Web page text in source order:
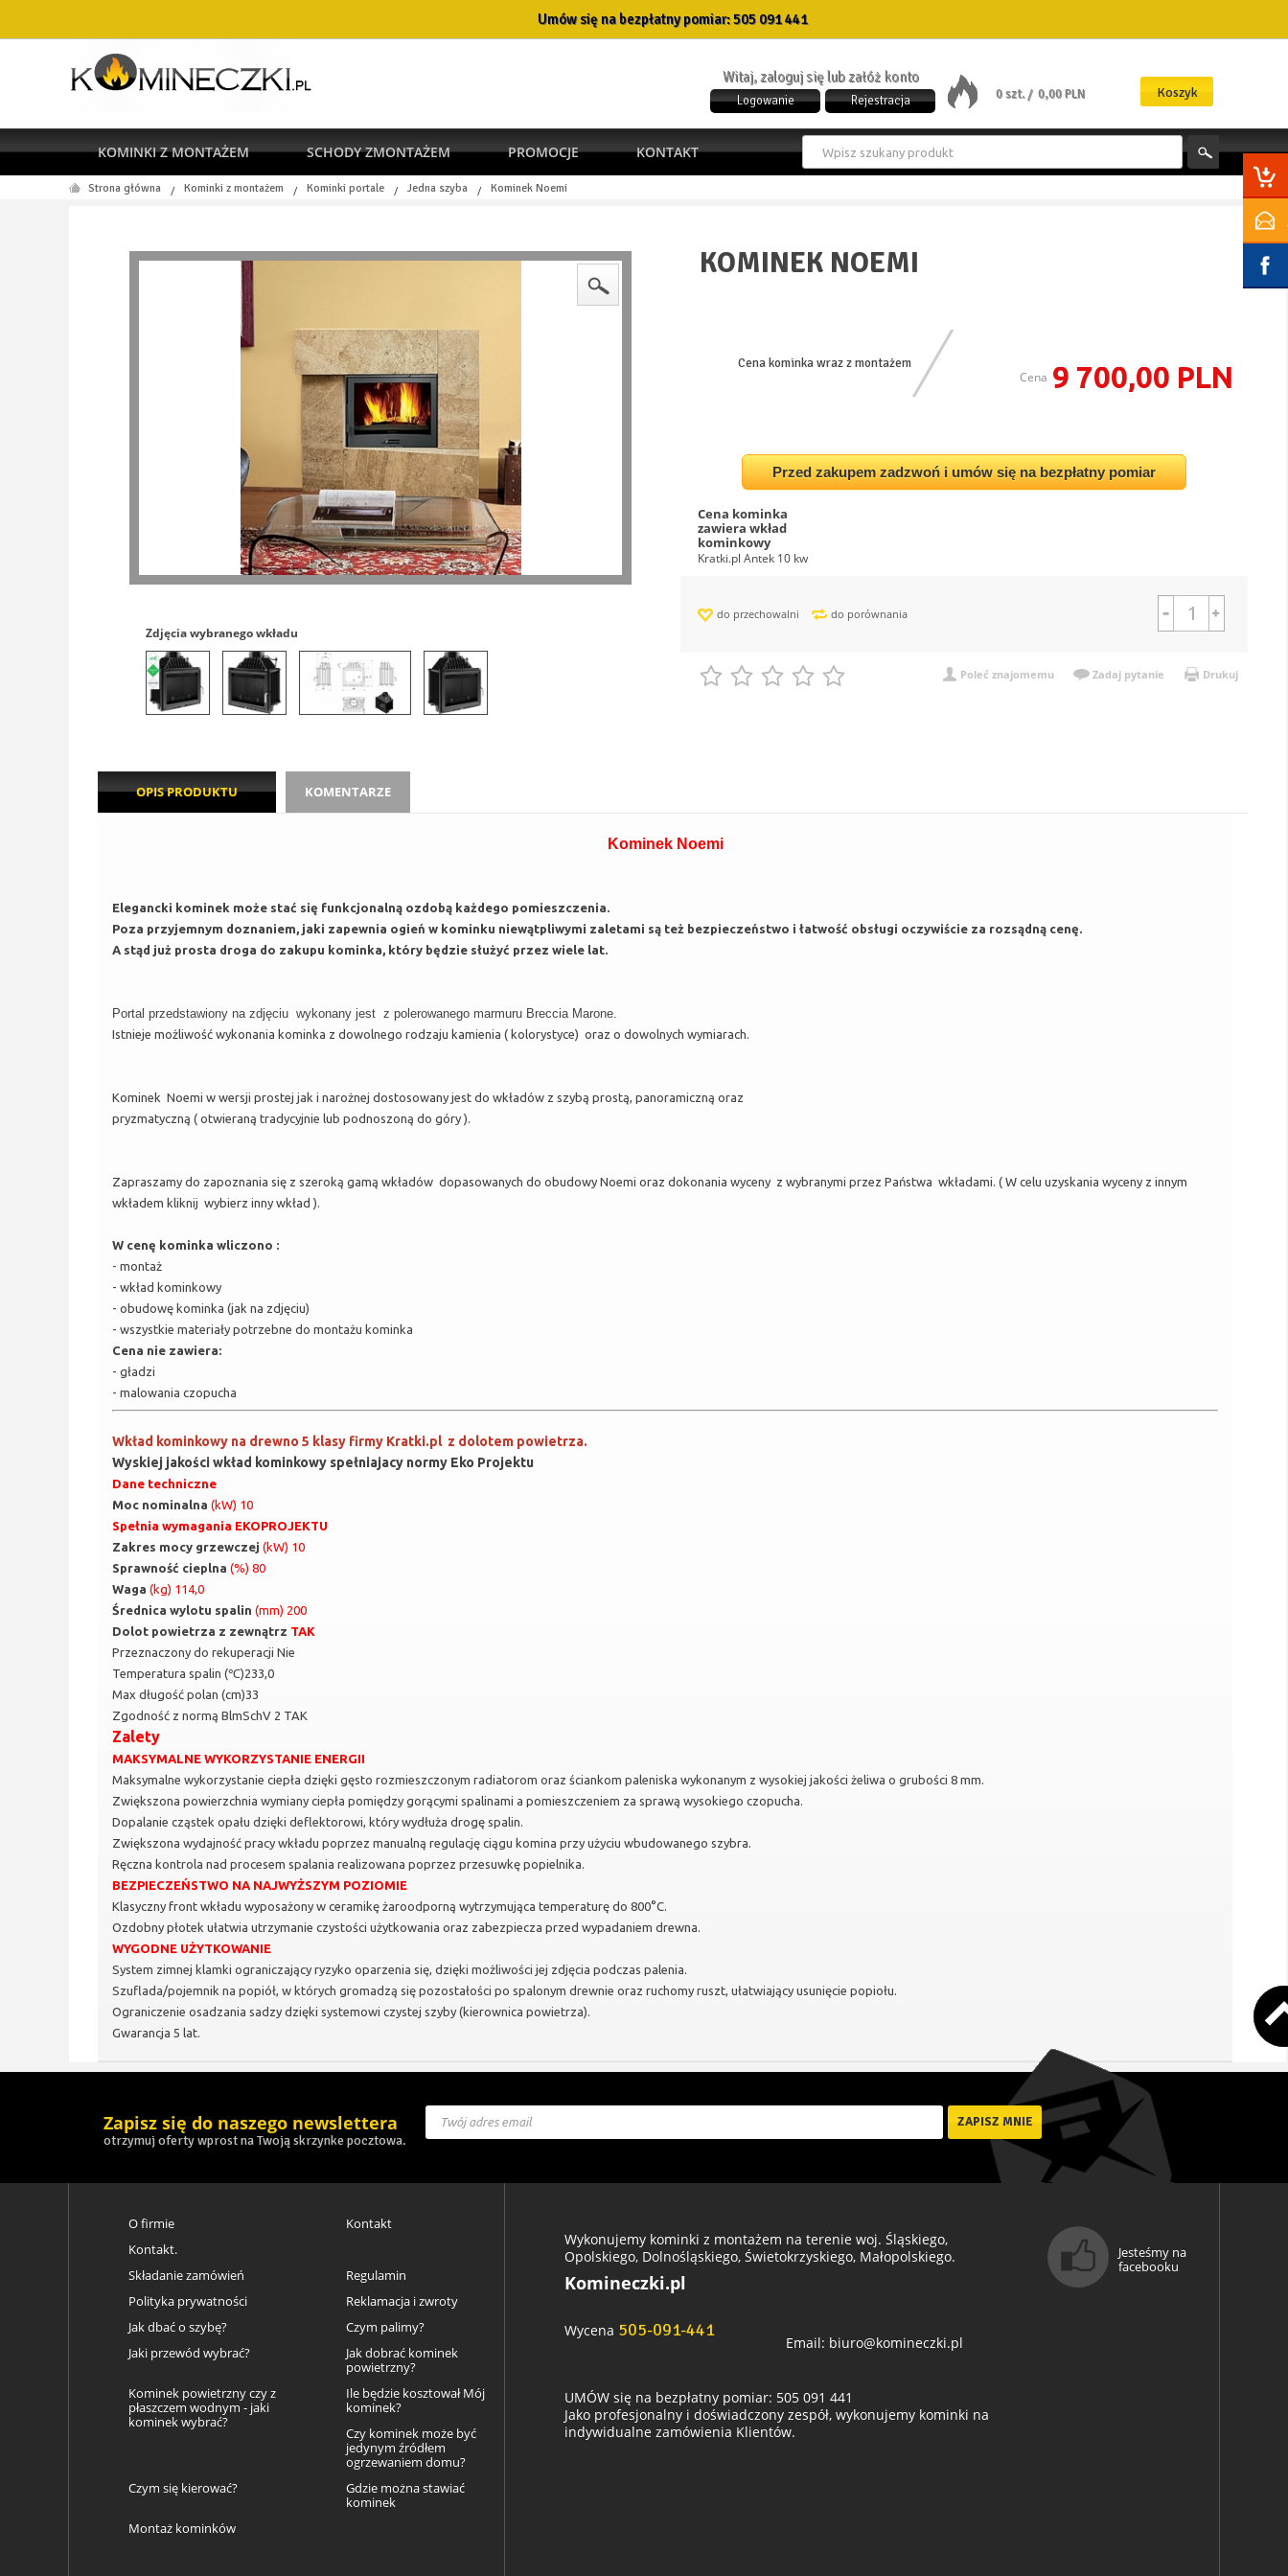
Umów się na bezpłatny pomiar:505 091 441
0 szt. / 0,00 PLN Koszyk
Witaj, zaloguj się lub załóż konto
Rejestracja
Logowanie
KOMINKI Z MONTAŻEM SCHODY ZMONTAŻEM PROMOCJE KONTAKT
RODO
Strona główna / Kominki z montażem / Kominki portale / Jedna szyba / Kominek Noemi
Zdjęcia wybranego wkładu
KOMINEK NOEMI
Cena kominka wraz z montażem
Cena 9 700,00 PLN
Przed zakupem zadzwoń i umów się na bezpłatny pomiar
Cena kominka
zawiera wkład
kominkowy
Kratki.pl Antek 10 kw
do przechowalni do porównania
Poleć znajomemu Zadaj pytanie Drukuj
OPIS PRODUKTU KOMENTARZE
Kominek Noemi
Elegancki kominek może stać się funkcjonalną ozdobą każdego pomieszczenia.
Poza przyjemnym doznaniem, jaki zapewnia ogień w kominku niewątpliwymi zaletami są też bezpieczeństwo i łatwość obsługi oczywiście za rozsądną cenę.
A stąd już prosta droga do zakupu kominka, który będzie służyć przez wiele lat.
Portal przedstawiony na zdjęciu wykonany jest z polerowanego marmuru Breccia Marone.
Istnieje możliwość wykonania kominka z dowolnego rodzaju kamienia ( kolorystyce) oraz o dowolnych wymiarach.
Kominek Noemi w wersji prostej jak i narożnej dostosowany jest do wkładów z szybą prostą, panoramiczną oraz
pryzmatyczną ( otwieraną tradycyjnie lub podnoszoną do góry ).
Zapraszamy do zapoznania się z szeroką gamą wkładów dopasowanych do obudowy Noemi oraz dokonania wyceny z wybranymi przez Państwa wkładami. ( W celu uzyskania wyceny z innym
wkładem kliknij wybierz inny wkład ).
W cenę kominka wliczono :
- montaż
- wkład kominkowy
- obudowę kominka (jak na zdjęciu)
- wszystkie materiały potrzebne do montażu kominka
Cena nie zawiera:
- gładzi
- malowania czopucha
Wkład kominkowy na drewno 5 klasy firmy Kratki.pl z dolotem powietrza.
Wyskiej jakości wkład kominkowy spełniajacy normy Eko Projektu
Dane techniczne
Moc nominalna (kW) 10
Spełnia wymagania EKOPROJEKTU
Zakres mocy grzewczej (kW) 10
Sprawność cieplna (%) 80
Waga (kg) 114,0
Średnica wylotu spalin (mm) 200
Dolot powietrza z zewnątrz TAK
Przeznaczony do rekuperacji Nie
Temperatura spalin (℃)233,0
Max długość polan (cm)33
Zgodność z normą BlmSchV 2 TAK
Zalety
MAKSYMALNE WYKORZYSTANIE ENERGII
Maksymalne wykorzystanie ciepła dzięki gęsto rozmieszczonym radiatorom oraz ściankom paleniska wykonanym z wysokiej jakości żeliwa o grubości 8 mm.
Zwiększona powierzchnia wymiany ciepła pomiędzy gorącymi spalinami a pomieszczeniem za sprawą wysokiego czopucha.
Dopalanie cząstek opału dzięki deflektorowi, który wydłuża drogę spalin.
Zwiększona wydajność pracy wkładu poprzez manualną regulację ciągu komina przy użyciu wbudowanego szybra.
Ręczna kontrola nad procesem spalania realizowana poprzez przesuwkę popielnika.
BEZPIECZEŃSTWO NA NAJWYŻSZYM POZIOMIE
Klasyczny front wkładu wyposażony w ceramikę żaroodporną wytrzymująca temperaturę do 800°C.
Ozdobny płotek ułatwia utrzymanie czystości użytkowania oraz zabezpiecza przed wypadaniem drewna.
WYGODNE UŻYTKOWANIE
System zimnej klamki ograniczający ryzyko oparzenia się, dzięki możliwości jej zdjęcia podczas palenia.
Szuflada/pojemnik na popiół, w których gromadzą się pozostałości po spalonym drewnie oraz ruchomy ruszt, ułatwiający usunięcie popiołu.
Ograniczenie osadzania sadzy dzięki systemowi czystej szyby (kierownica powietrza).
Gwarancja 5 lat.
Zapisz się do naszego newslettera
otrzymuj oferty wprost na Twoją skrzynke pocztowa.
O firmie
Kontakt
Kontakt.
Składanie zamówień
Regulamin
Polityka prywatności
Reklamacja i zwroty
Jak dbać o szybę?
Czym palimy?
Jaki przewód wybrać?
Jak dobrać kominek
powietrzny?
Kominek powietrzny czy z
płaszczem wodnym - jaki
kominek wybrać?
Ile będzie kosztował Mój
kominek?
Czy kominek może być
jedynym źródłem
ogrzewaniem domu?
Czym się kierować?
Gdzie można stawiać
kominek
Montaż kominków
Wykonujemy kominki z montażem na terenie woj. Śląskiego,
Opolskiego, Dolnośląskiego, Świetokrzyskiego, Małopolskiego.
Komineczki.pl
Wycena 505-091-441
Email: biuro@komineczki.pl
UMÓW się na bezpłatny pomiar: 505 091 441
Jako profesjonalny i doświadczony zespół, wykonujemy kominki na
indywidualne zamówienia Klientów.
Jesteśmy na
facebooku